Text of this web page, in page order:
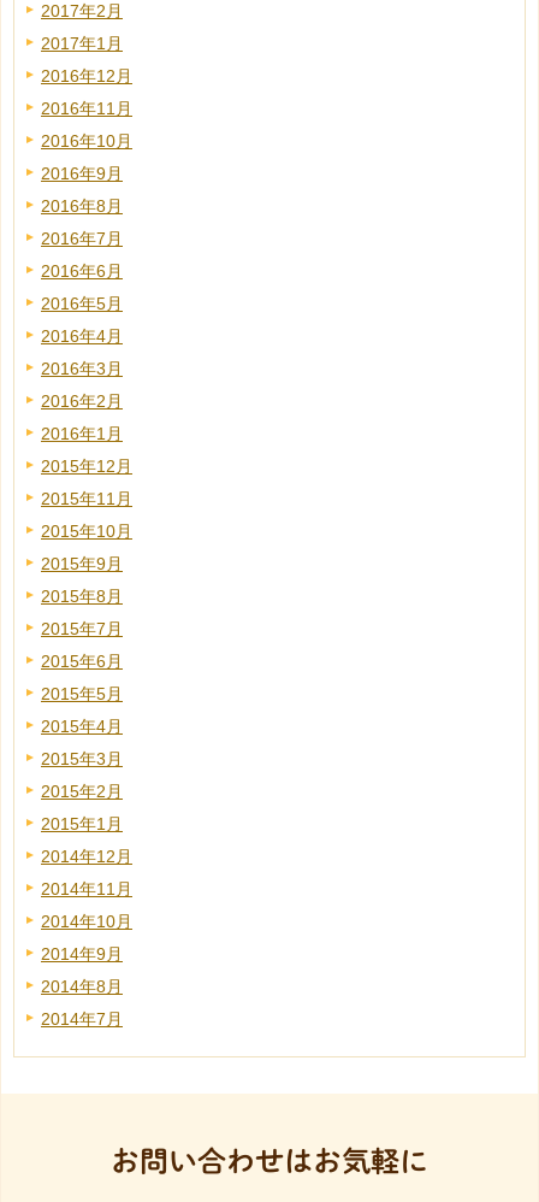
2017年2月
2017年1月
2016年12月
2016年11月
2016年10月
2016年9月
2016年8月
2016年7月
2016年6月
2016年5月
2016年4月
2016年3月
2016年2月
2016年1月
2015年12月
2015年11月
2015年10月
2015年9月
2015年8月
2015年7月
2015年6月
2015年5月
2015年4月
2015年3月
2015年2月
2015年1月
2014年12月
2014年11月
2014年10月
2014年9月
2014年8月
2014年7月
お問い合わせはお気軽に